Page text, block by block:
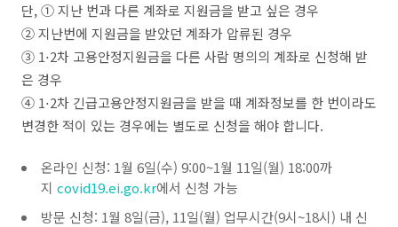
단, ① 지난 번과 다른 계좌로 지원금을 받고 싶은 경우
② 지난번에 지원금을 받았던 계좌가 압류된 경우
③ 1⋅2차 고용안정지원금을 다른 사람 명의의 계좌로 신청해 받
은 경우
④ 1⋅2차 긴급고용안정지원금을 받을 때 계좌정보를 한 번이라도
변경한 적이 있는 경우에는 별도로 신청을 해야 합니다.
온라인 신청: 1월 6일(수) 9:00~1월 11일(월) 18:00까
지 covid19.ei.go.kr에서 신청 가능
방문 신청: 1월 8일(금), 11일(월) 업무시간(9시~18시) 내 신